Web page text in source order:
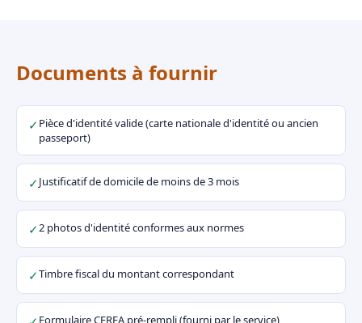
Documents à fournir
✓ Pièce d'identité valide (carte nationale d'identité ou ancien
passeport)
✓Justificatif de domicile de moins de 3 mois
✓2 photos d'identité conformes aux normes
✓Timbre fiscal du montant correspondant
Formulaire CERFA pré-rempli (fourni par le service)